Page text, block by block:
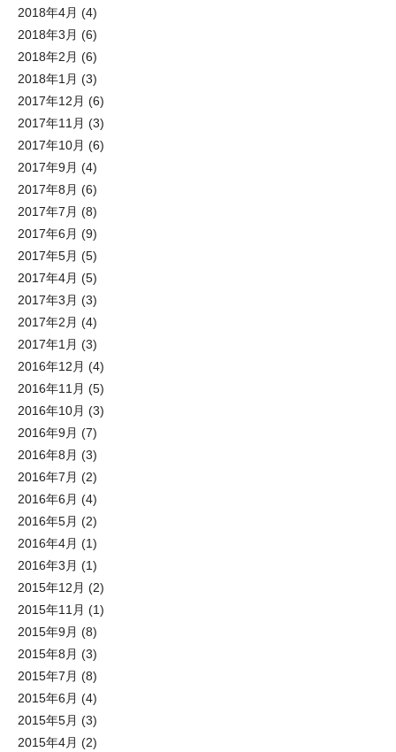
2018年4月 (4)
2018年3月 (6)
2018年2月 (6)
2018年1月 (3)
2017年12月 (6)
2017年11月 (3)
2017年10月 (6)
2017年9月 (4)
2017年8月 (6)
2017年7月 (8)
2017年6月 (9)
2017年5月 (5)
2017年4月 (5)
2017年3月 (3)
2017年2月 (4)
2017年1月 (3)
2016年12月 (4)
2016年11月 (5)
2016年10月 (3)
2016年9月 (7)
2016年8月 (3)
2016年7月 (2)
2016年6月 (4)
2016年5月 (2)
2016年4月 (1)
2016年3月 (1)
2015年12月 (2)
2015年11月 (1)
2015年9月 (8)
2015年8月 (3)
2015年7月 (8)
2015年6月 (4)
2015年5月 (3)
2015年4月 (2)